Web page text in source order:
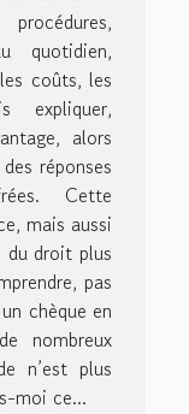
quotidien,
coûts, les
expliquer,
alors
réponses
Cette
mais aussi
du droit plus
pas
chèque en
nombreux
n’est plus
moi ce...